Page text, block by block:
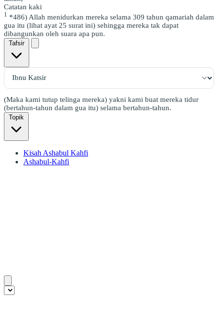
Catatan kaki
1 *486) Allah menidurkan mereka selama 309 tahun qamariah dalam
gua itu (lihat ayat 25 surat ini) sehingga mereka tak dapat
dibangunkan oleh suara apa pun.
Tafsir
(Maka kami tutup telinga mereka) yakni kami buat mereka tidur
(bertahun-tahun dalam gua itu) selama bertahun-tahun.
Topik
Kisah Ashabul Kahfi
Ashabul-Kahfi